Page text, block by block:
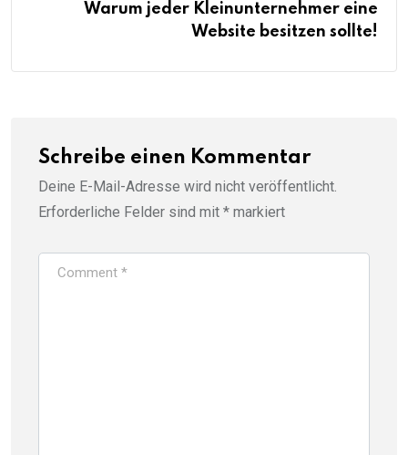
Warum jeder Kleinunternehmer eine
Website besitzen sollte!
Schreibe einen Kommentar
Deine E-Mail-Adresse wird nicht veröffentlicht.
Erforderliche Felder sind mit * markiert